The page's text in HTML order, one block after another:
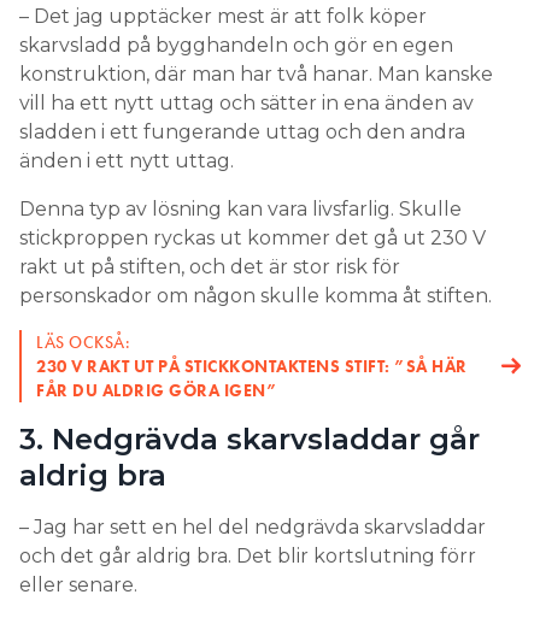
– När det kommer till dosor brukar jag förhålla mig
till takfoten, och de får gärna vara i samma färg.
Dosor ska sitta så estetiskt tilltalande som möjligt.
Under en takfot skyddas dosan från solljus och
regn.
4. När räcker inte IP44?
– Jag skulle säga att IP44 inte räcker i miljöer där
vatten sprutas rakt på materialet, där man kanske
materialet. Om det bara är regn har jag inte sett
problem med IP44.
5. Ska man gå in med kabeln
ovanifrån eller underifrån
apparaterna?
– När jag kan och har möjlighet går jag alltid in med
kabeln underifrån, eftersom det tar bort risken att
– Det jag upptäcker mest är att folk köper
skarvsladd på bygghandeln och gör en egen
konstruktion, där man har två hanar. Man kanske
vill ha ett nytt uttag och sätter in ena änden av
sladden i ett fungerande uttag och den andra
änden i ett nytt uttag.
Denna typ av lösning kan vara livsfarlig. Skulle
stickproppen ryckas ut kommer det gå ut 230 V
rakt ut på stiften, och det är stor risk för
personskador om någon skulle komma åt stiften.
LÄS OCKSÅ:
230 V RAKT UT PÅ STICKKONTAKTENS STIFT: ”SÅ HÄR
FÅR DU ALDRIG GÖRA IGEN”
3. Nedgrävda skarvsladdar går
aldrig bra
– Jag har sett en hel del nedgrävda skarvsladdar
och det går aldrig bra. Det blir kortslutning förr
eller senare.